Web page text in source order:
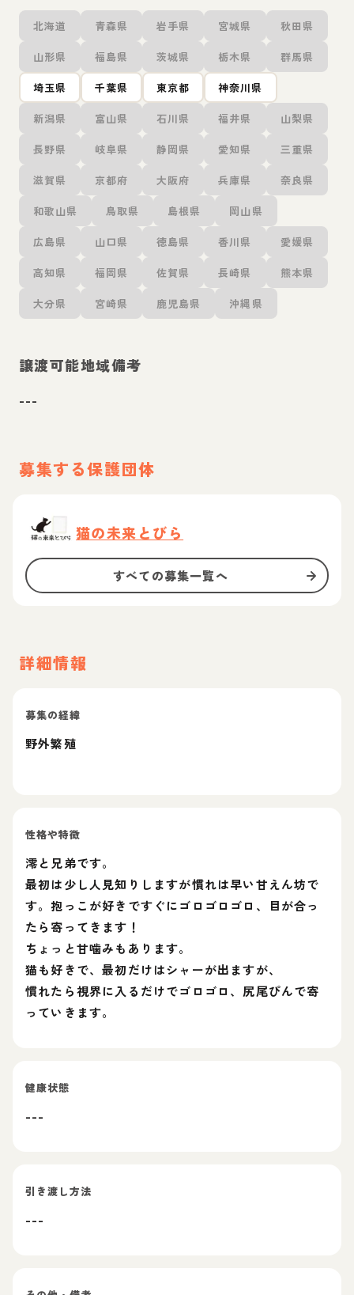
北海道 青森県 岩手県 宮城県 秋田県
山形県 福島県 茨城県 栃木県 群馬県
埼玉県 千葉県 東京都 神奈川県
新潟県 富山県 石川県 福井県 山梨県
長野県 岐阜県 静岡県 愛知県 三重県
滋賀県 京都府 大阪府 兵庫県 奈良県
和歌山県 鳥取県 島根県 岡山県
広島県 山口県 徳島県 香川県 愛媛県
高知県 福岡県 佐賀県 長崎県 熊本県
大分県 宮崎県 鹿児島県 沖縄県
譲渡可能地域備考
---
募集する保護団体
猫の未来とびら
すべての募集一覧へ
詳細情報
募集の経緯
野外繁殖
性格や特徴
澪と兄弟です。
最初は少し人見知りしますが慣れは早い甘えん坊で
す。抱っこが好きですぐにゴロゴロゴロ、目が合っ
たら寄ってきます！
ちょっと甘噛みもあります。
猫も好きで、最初だけはシャーが出ますが、
慣れたら視界に入るだけでゴロゴロ、尻尾ぴんで寄
っていきます。
健康状態
---
引き渡し方法
---